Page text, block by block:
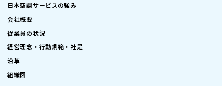
日本空調サービスの強み
会社概要
従業員の状況
経営理念・行動規範・社是
沿革
組織図